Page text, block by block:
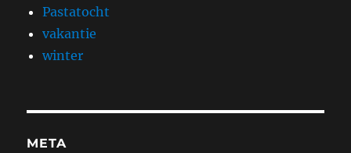
Pastatocht
vakantie
winter
META